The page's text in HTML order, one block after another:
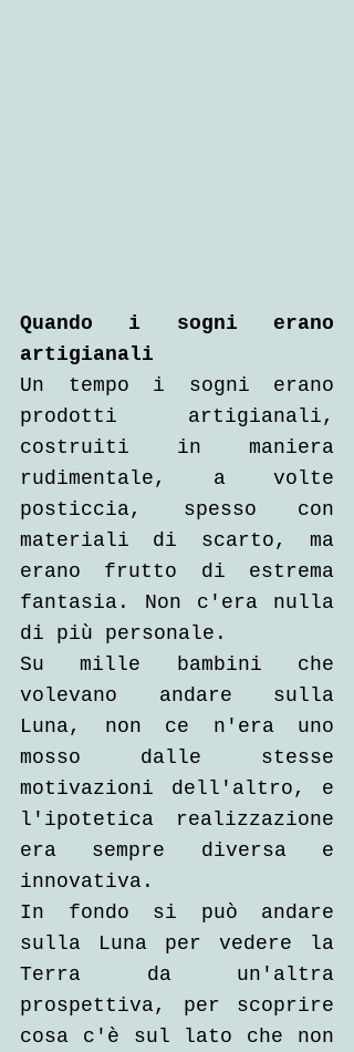
Quando i sogni erano
artigianali
Un tempo i sogni erano
prodotti artigianali,
costruiti in maniera
rudimentale, a volte
posticcia, spesso con
materiali di scarto, ma
erano frutto di estrema
fantasia. Non c'era nulla
di più personale.
Su mille bambini che
volevano andare sulla
Luna, non ce n'era uno
mosso dalle stesse
motivazioni dell'altro, e
l'ipotetica realizzazione
era sempre diversa e
innovativa.
In fondo si può andare
sulla Luna per vedere la
Terra da un'altra
prospettiva, per scoprire
cosa c'è sul lato che non